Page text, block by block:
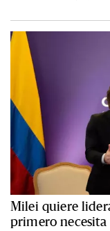
Milei quiere
primero necesita